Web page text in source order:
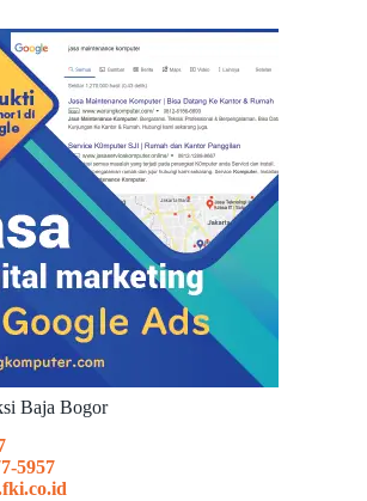
Baja Bogor
5957